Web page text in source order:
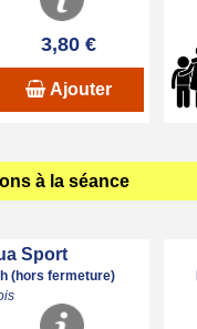
3,80 €
Ajouter
à la séance
Sport
(hors fermeture)